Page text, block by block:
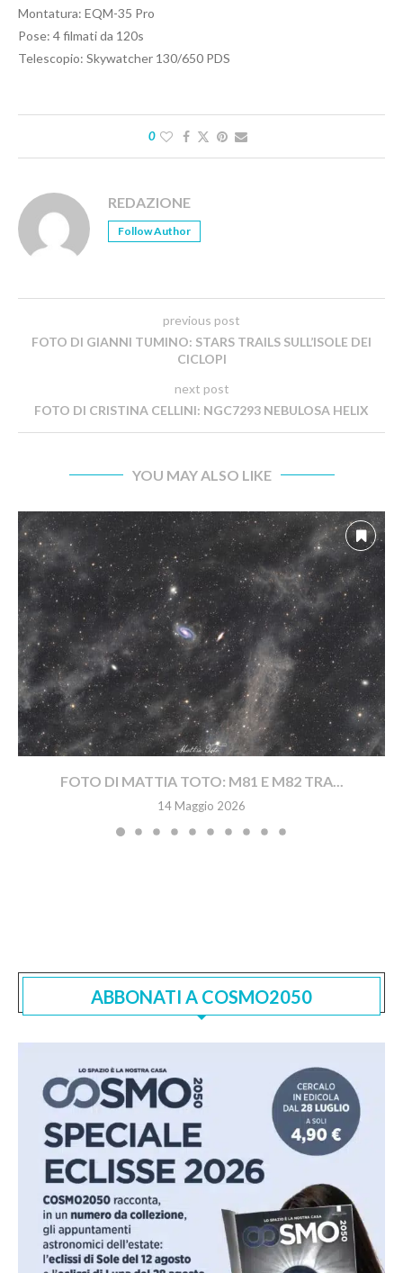
Montatura: EQM-35 Pro
Pose: 4 filmati da 120s
Telescopio: Skywatcher 130/650 PDS
0
REDAZIONE
Follow Author
previous post
FOTO DI GIANNI TUMINO: STARS TRAILS SULL’ISOLE DEI
CICLOPI
next post
FOTO DI CRISTINA CELLINI: NGC7293 NEBULOSA HELIX
YOU MAY ALSO LIKE
FOTO DI MATTIA TOTO: M81 E M82 TRA...
14 Maggio 2026
ABBONATI A COSMO2050